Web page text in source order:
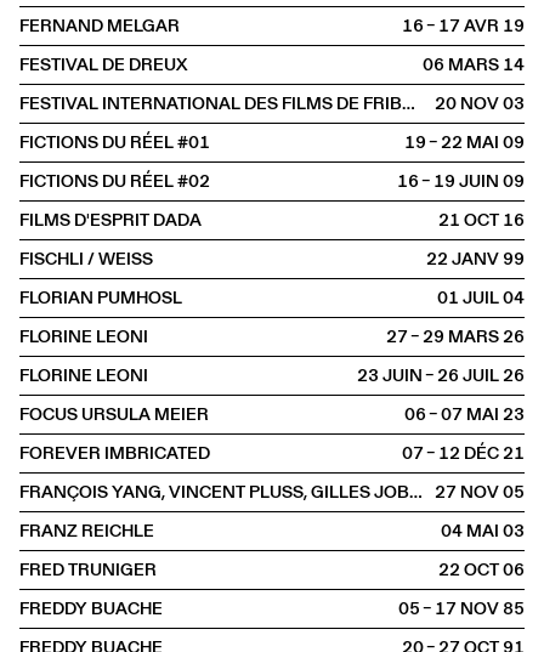
FERNAND MELGAR
16 – 17 AVR2019
FESTIVAL DE DREUX
06 MARS2014
FESTIVAL INTERNATIONAL DES FILMS DE FRIBOURG
20 NOV2003
FICTIONS DU RÉEL #01
19 – 22 MAI2009
FICTIONS DU RÉEL #02
16 – 19 JUIN2009
FILMS D'ESPRIT DADA
21 OCT2016
FISCHLI / WEISS
22 JANV1999
FLORIAN PUMHOSL
01 JUIL2004
FLORINE LEONI
27 – 29 MARS2026
FLORINE LEONI
23 JUIN – 26 JUIL2026
FOCUS URSULA MEIER
06 – 07 MAI2023
FOREVER IMBRICATED
07 – 12 DÉC2021
FRANÇOIS YANG, VINCENT PLUSS, GILLES JOBIN, DARIA MARTIN, CHARLES ATLAS 27 NOV2005
FRANZ REICHLE
04 MAI2003
FRED TRUNIGER
22 OCT2006
FREDDY BUACHE
05 – 17 NOV1985
FREDDY BUACHE
20 – 27 OCT1991